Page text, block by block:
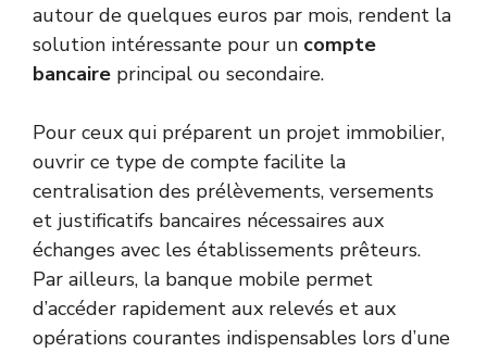
autour de quelques euros par mois, rendent la
solution intéressante pour un compte
bancaire principal ou secondaire.
Pour ceux qui préparent un projet immobilier,
ouvrir ce type de compte facilite la
centralisation des prélèvements, versements
et justificatifs bancaires nécessaires aux
échanges avec les établissements prêteurs.
Par ailleurs, la banque mobile permet
d’accéder rapidement aux relevés et aux
opérations courantes indispensables lors d’une